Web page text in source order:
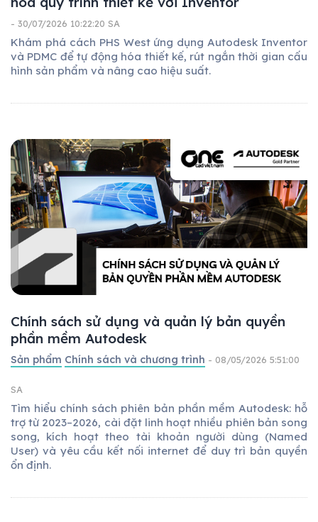
- 30/07/2026 10:22:20 SA
Khám phá cách PHS West ứng dụng Autodesk Inventor
và PDMC để tự động hóa thiết kế, rút ngắn thời gian cấu
hình sản phẩm và nâng cao hiệu suất.
Chính sách sử dụng và quản lý bản quyền
phần mềm Autodesk
Sản phẩm Chính sách và chương trình - 08/05/2026 5:51:00
SA
Tìm hiểu chính sách phiên bản phần mềm Autodesk: hỗ
trợ từ 2023–2026, cài đặt linh hoạt nhiều phiên bản song
song, kích hoạt theo tài khoản người dùng (Named
User) và yêu cầu kết nối internet để duy trì bản quyền
ổn định.